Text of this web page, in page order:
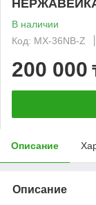
В наличии
Код: MX-36NB-Z
200 000
Описание
Описание